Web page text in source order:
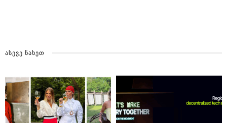
ᲐᲡᲔᲕᲔ ᲜᲐᲮᲔᲗ